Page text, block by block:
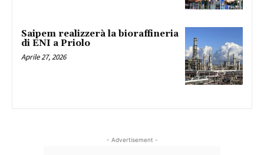
Saipem realizzerà la bioraffineria
di ENI a Priolo
Aprile 27, 2026
- Advertisement -